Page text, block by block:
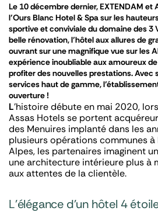
Le 10 décembre dernier, EXTENDAM et
l’Ours Blanc Hotel & Spa sur les
sportive et conviviale du domaine des 3
belle rénovation, l’hôtel aux allures de
ouvrant sur une magnifique vue sur les
expérience inoubliable aux amoureux
profiter des nouvelles prestations. Avec
services haut de gamme,
ouverture !
L’histoire débute en mai 2020,
Assas Hotels se portent
des Menuires implanté dans les
plusieurs opérations communes à
Alpes, les partenaires imaginent
une architecture intérieure plus à
aux attentes de la clientèle.
L’élégance d’un hôtel 4